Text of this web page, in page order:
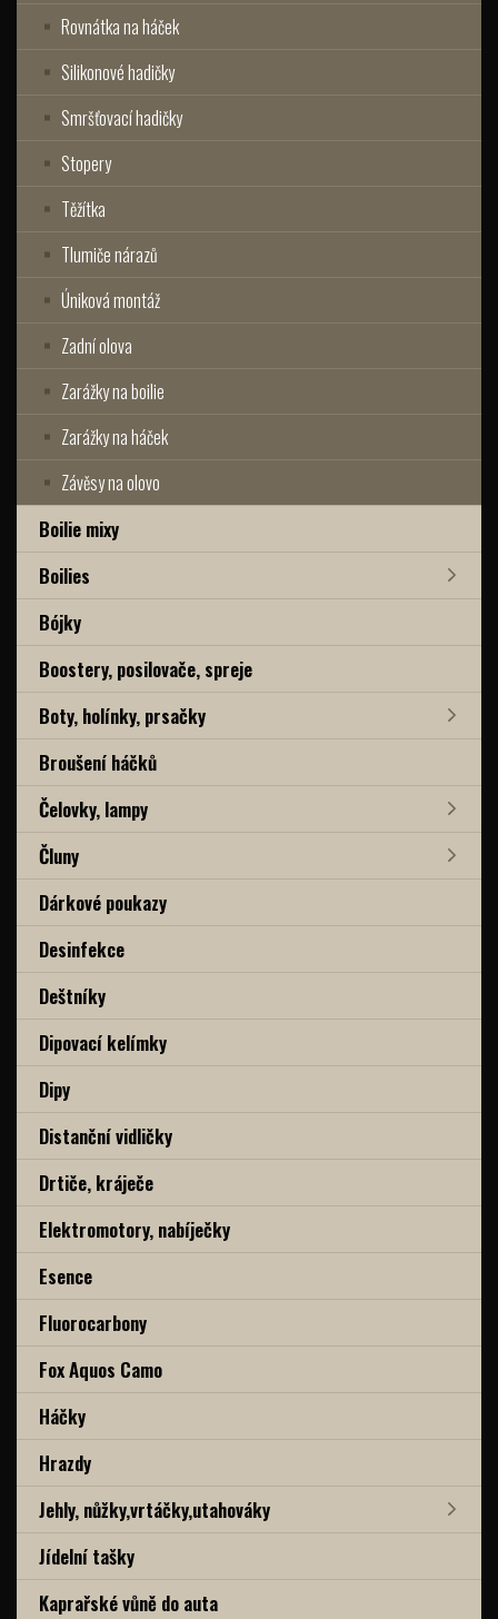
Rovnátka na háček
Silikonové hadičky
Smršťovací hadičky
Stopery
Těžítka
Tlumiče nárazů
Úniková montáž
Zadní olova
Zarážky na boilie
Zarážky na háček
Závěsy na olovo
Boilie mixy
Boilies
Bójky
Boostery, posilovače, spreje
Boty, holínky, prsačky
Broušení háčků
Čelovky, lampy
Čluny
Dárkové poukazy
Desinfekce
Deštníky
Dipovací kelímky
Dipy
Distanční vidličky
Drtiče, kráječe
Elektromotory, nabíječky
Esence
Fluorocarbony
Fox Aquos Camo
Háčky
Hrazdy
Jehly, nůžky,vrtáčky,utahováky
Jídelní tašky
Kaprařské vůně do auta